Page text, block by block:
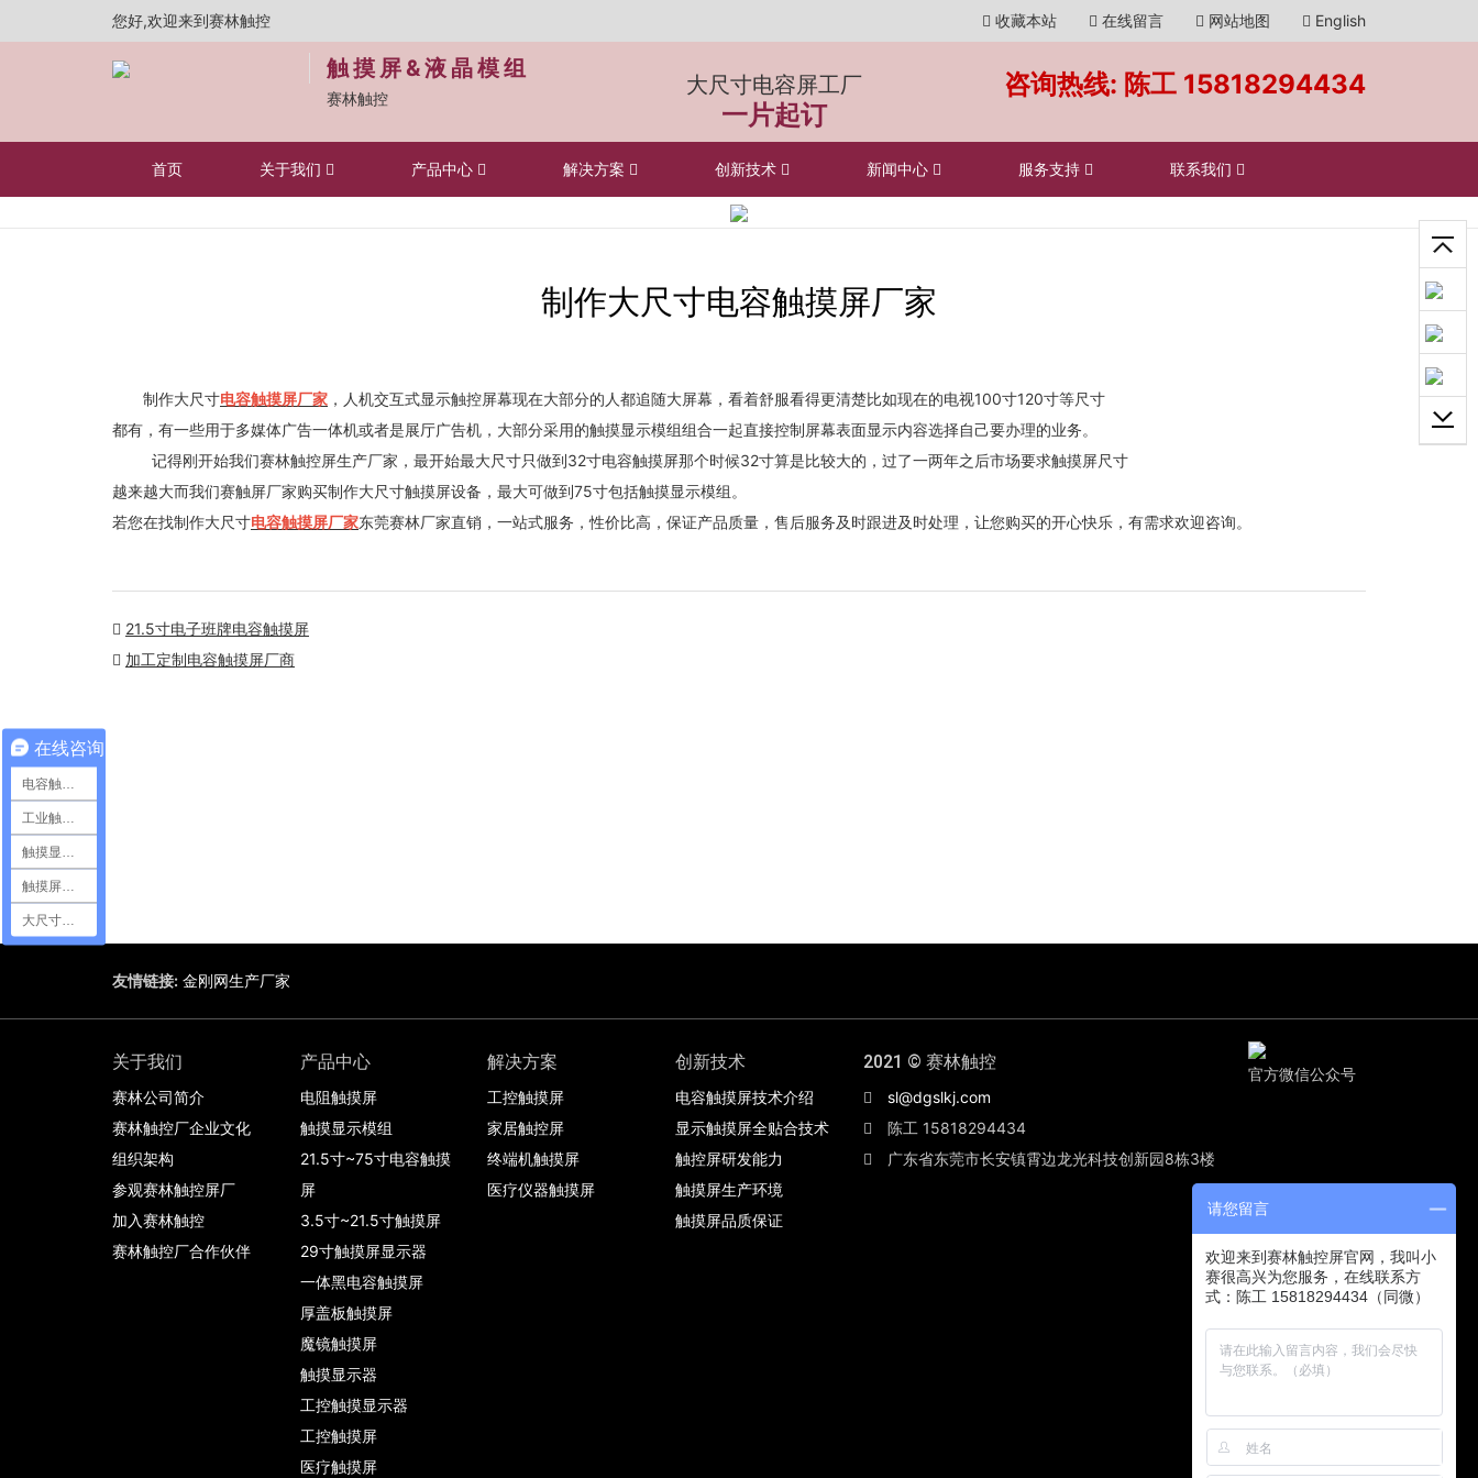
您好,欢迎来到赛林触控 收藏本站 在线留言 网站地图 English
触摸屏&液晶模组
赛林触控
大尺寸电容屏工厂
一片起订
咨询热线: 陈工 15818294434
首页 关于我们 产品中心 解决方案 创新技术 新闻中心 服务支持 联系我们
制作大尺寸电容触摸屏厂家
制作大尺寸电容触摸屏厂家 ，人机交互式显示触控屏幕现在大部分的人都追随大屏幕，看着舒服看得更清楚比如现在的电视100寸120寸等尺寸
都有，有一些用于多媒体广告一体机或者是展厅广告机，大部分采用的触摸显示模组组合一起直接控制屏幕表面显示内容选择自己要办理的业务。
记得刚开始我们赛林触控屏生产厂家，最开始最大尺寸只做到32寸电容触摸屏那个时候32寸算是比较大的，过了一两年之后市场要求触摸屏尺寸
越来越大而我们赛触屏厂家购买制作大尺寸触摸屏设备，最大可做到75寸包括触摸显示模组。
若您在找制作大尺寸电容触摸屏厂家东莞赛林厂家直销，一站式服务，性价比高，保证产品质量，售后服务及时跟进及时处理，让您购买的开心快乐，有需求欢迎咨询。
21.5寸电子班牌电容触摸屏
加工定制电容触摸屏厂商
友情链接: 金刚网生产厂家
关于我们
赛林公司简介
赛林触控厂企业文化
组织架构
参观赛林触控屏厂
加入赛林触控
赛林触控厂合作伙伴
产品中心
电阻触摸屏
触摸显示模组
21.5寸~75寸电容触摸
屏
3.5寸~21.5寸触摸屏
29寸触摸屏显示器
一体黑电容触摸屏
厚盖板触摸屏
魔镜触摸屏
触摸显示器
工控触摸显示器
工控触摸屏
医疗触摸屏
解决方案
工控触摸屏
家居触控屏
终端机触摸屏
医疗仪器触摸屏
创新技术
电容触摸屏技术介绍
显示触摸屏全贴合技术
触控屏研发能力
触摸屏生产环境
触摸屏品质保证
2021 © 赛林触控
sl@dgslkj.com
陈工 15818294434
广东省东莞市长安镇霄边龙光科技创新园8栋3楼
官方微信公众号
在线咨询
请您留言
欢迎来到赛林触控屏官网，我叫小
赛很高兴为您服务，在线联系方
式：陈工 15818294434（同微）